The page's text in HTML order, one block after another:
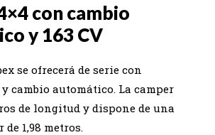
con cambio
y 163 CV
se ofrecerá de serie con
cambio automático. La camper
de longitud y dispone de una
1,98 metros.